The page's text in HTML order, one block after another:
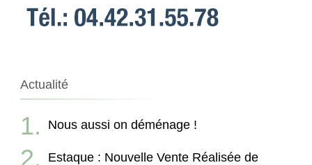
Actualité
Nous aussi on déménage !
Estaque : Nouvelle Vente Réalisée de